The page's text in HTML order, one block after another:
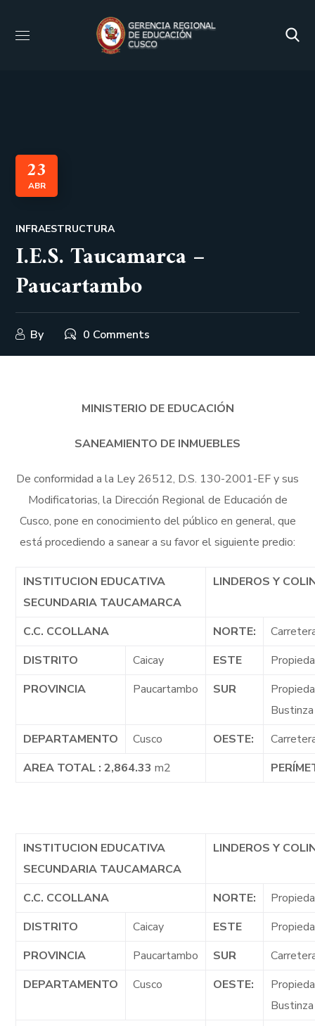
23
ABR
INFRAESTRUCTURA
I.E.S. Taucamarca –
Paucartambo
By 0 Comments
MINISTERIO DE EDUCACIÓN
SANEAMIENTO DE INMUEBLES
De conformidad a la Ley 26512, D.S. 130-2001-EF y sus
Modificatorias, la Dirección Regional de Educación de
Cusco, pone en conocimiento del público en general, que
está procediendo a sanear a su favor el siguiente predio:
INSTITUCION EDUCATIVA
SECUNDARIA TAUCAMARCA
LINDEROS Y
C.C. CCOLLANA NORTE:
DISTRITO
Caicay ESTE
PROVINCIA
Paucartambo SUR
DEPARTAMENTO
Cusco OESTE:
AREA TOTAL : 2,864.33 m2
INSTITUCION EDUCATIVA
SECUNDARIA TAUCAMARCA
LINDEROS Y
C.C. CCOLLANA NORTE:
DISTRITO
Caicay ESTE
PROVINCIA
Paucartambo SUR
DEPARTAMENTO
Cusco OESTE: